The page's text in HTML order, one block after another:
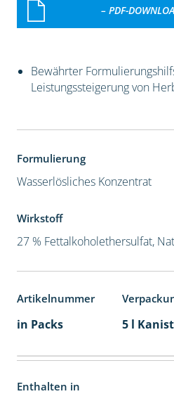
– PDF-
Bewährter
Leistungssteigerung von
Formulierung
Wasserlösliches Konzentrat
Wirkstoff
27 % Fettalkoholethersulfat,
Artikelnummer
in Packs 5 l
Enthalten in